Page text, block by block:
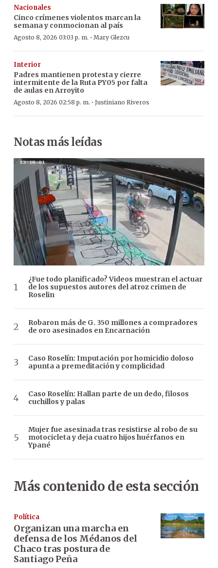
Nacionales
Cinco crímenes violentos marcan la
semana y conmocionan al país
Agosto 8, 2026 03:03 p. m. · Mary Glezcu
Interior
Padres mantienen protesta y cierre
intermitente de la Ruta PY05 por falta
de aulas en Arroyito
Agosto 8, 2026 02:58 p. m. · Justiniano Riveros
Notas más leídas
¿Fue todo planificado? Videos muestran el actuar
de los supuestos autores del atroz crimen de
Roselin
Robaron más de G. 350 millones a compradores
de oro asesinados en Encarnación
Caso Roselín: Imputación por homicidio doloso
apunta a premeditación y complicidad
Caso Roselín: Hallan parte de un dedo, filosos
cuchillos y palas
Mujer fue asesinada tras resistirse al robo de su
motocicleta y deja cuatro hijos huérfanos en
Ypané
Más contenido de esta sección
Política
Organizan una marcha en
defensa de los Médanos del
Chaco tras postura de
Santiago Peña